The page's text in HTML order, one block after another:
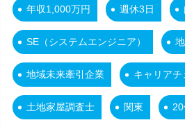
年収1,000万円 週休3日
SE（システムエンジニア）
地域未来牽引企業 キャリアチ
土地家屋調査士 関東